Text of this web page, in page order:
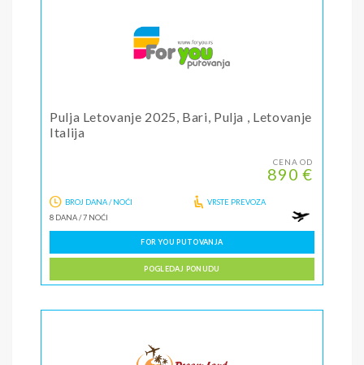
Pulja Letovanje 2025, Bari, Pulja , Letovanje
Italija
CENA OD
890 €
BROJ DANA / NOĆI
8 DANA/7 NOĆI
VRSTE PREVOZA
FOR YOU PUTOVANJA
POGLEDAJ PONUDU